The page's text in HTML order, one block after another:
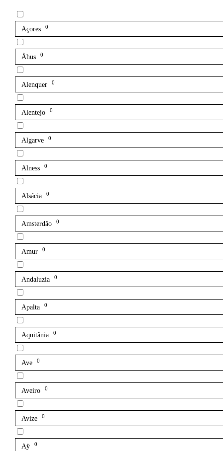
Açores 0
Åhus 0
Alenquer 0
Alentejo 0
Algarve 0
Alness 0
Alsácia 0
Amsterdão 0
Amur 0
Andaluzia 0
Apalta 0
Aquitânia 0
Ave 0
Aveiro 0
Avize 0
Aÿ 0